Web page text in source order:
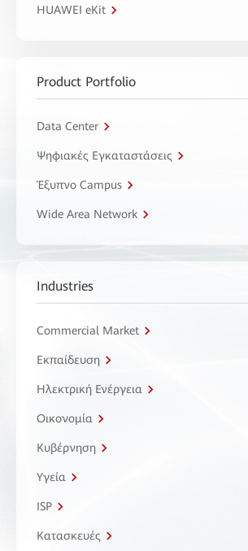
HUAWEI eKit
Product Portfolio
Data Center
Ψηφιακές Εγκαταστάσεις
Έξυπνο Campus
Wide Area Network
Industries
Commercial Market
Εκπαίδευση
Ηλεκτρική Ενέργεια
Οικονομία
Κυβέρνηση
Υγεία
ISP
Κατασκευές